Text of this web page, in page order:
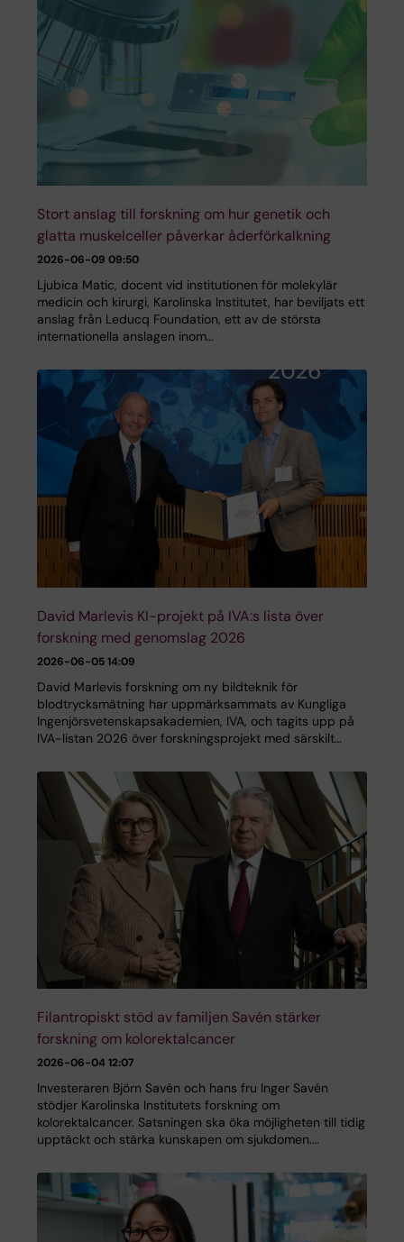
Stort anslag till forskning om hur genetik och
glatta muskelceller påverkar åderförkalkning
2026-06-09 09:50
Ljubica Matic, docent vid institutionen för molekylär
medicin och kirurgi, Karolinska Institutet, har beviljats ett
anslag från Leducq Foundation, ett av de största
internationella anslagen inom…
David Marlevis KI-projekt på IVA:s lista över
forskning med genomslag 2026
2026-06-05 14:09
David Marlevis forskning om ny bildteknik för
blodtrycksmätning har uppmärksammats av Kungliga
Ingenjörsvetenskapsakademien, IVA, och tagits upp på
IVA-listan 2026 över forskningsprojekt med särskilt…
Filantropiskt stöd av familjen Savén stärker
forskning om kolorektalcancer
2026-06-04 12:07
Investeraren Björn Savén och hans fru Inger Savén
stödjer Karolinska Institutets forskning om
kolorektalcancer. Satsningen ska öka möjligheten till tidig
upptäckt och stärka kunskapen om sjukdomen.…